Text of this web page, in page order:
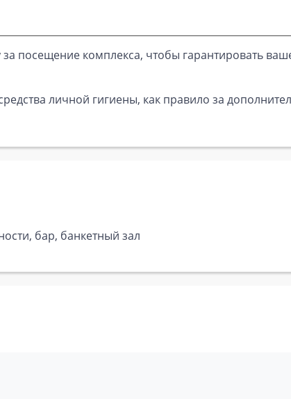
посещение комплекса, чтобы гарантировать
личной гигиены, как правило за
бар, банкетный зал